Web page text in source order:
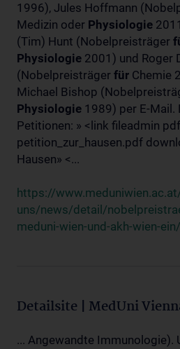
1996), Jules Hoffmann
Medizin oder Physiologie
(Tim) Hunt (Nobelpreisträger
Physiologie 2001) und Roger
(Nobelpreisträger für Chemie
Michael Bishop
Physiologie 1989) per E-Mail.
Petitionen: » <link fileadmin
petition_zur_hausen.pdf
Hausen» <...
https://
uns/news/detail/
meduni-wien-und-akh-wien-ein/
Detailsite | MedUni
... Angewandte Immunologie).